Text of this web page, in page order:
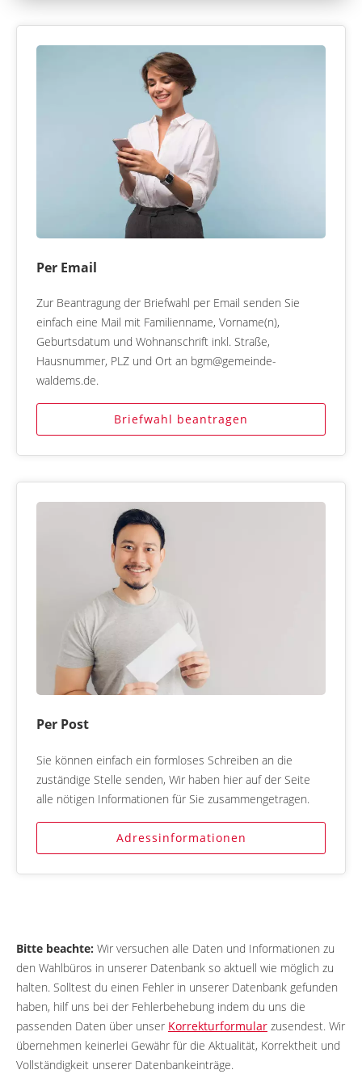
Per Email
Zur Beantragung der Briefwahl per Email senden Sie
einfach eine Mail mit Familienname, Vorname(n),
Geburtsdatum und Wohnanschrift inkl. Straße,
Hausnummer, PLZ und Ort an bgm@gemeinde-
waldems.de.
Briefwahl beantragen
Per Post
Sie können einfach ein formloses Schreiben an die
zuständige Stelle senden, Wir haben hier auf der Seite
alle nötigen Informationen für Sie zusammengetragen.
Adressinformationen
Bitte beachte: Wir versuchen alle Daten und Informationen zu
den Wahlbüros in unserer Datenbank so aktuell wie möglich zu
halten. Solltest du einen Fehler in unserer Datenbank gefunden
haben, hilf uns bei der Fehlerbehebung indem du uns die
passenden Daten über unser Korrekturformular zusendest. Wir
übernehmen keinerlei Gewähr für die Aktualität, Korrektheit und
Vollständigkeit unserer Datenbankeinträge.